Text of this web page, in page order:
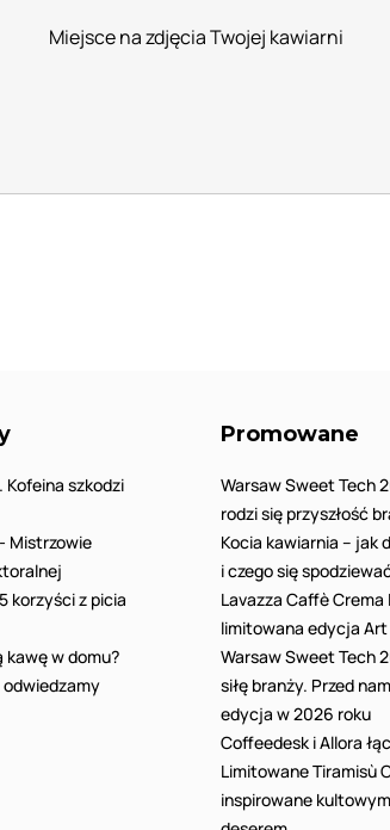
Miejsce na zdjęcia Twojej kawiarni
Kofeina szkodzi
Mistrzowie
korzyści z picia
kawę w domu?
odwiedzamy
Promowane
Warsaw Sweet Tech
rodzi się przyszłość
Kocia kawiarnia – jak
i czego się
Lavazza Caffè
limitowana edycja
Warsaw Sweet Tech
siłę branży. Przed
edycja w 2026 roku
Coffeedesk i Allora
Limitowane Tiramisù
inspirowane